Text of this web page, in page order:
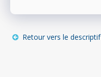
Retour vers le descriptif